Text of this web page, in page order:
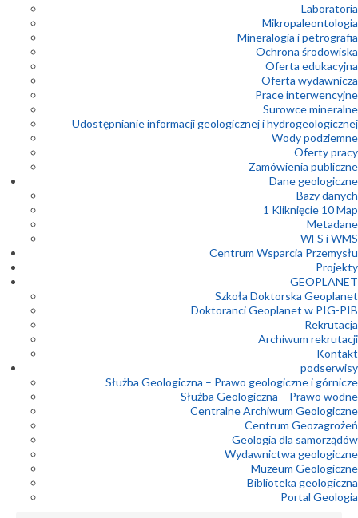
Laboratoria
Mikropaleontologia
Mineralogia i petrografia
Ochrona środowiska
Oferta edukacyjna
Oferta wydawnicza
Prace interwencyjne
Surowce mineralne
Udostępnianie informacji geologicznej i hydrogeologicznej
Wody podziemne
Oferty pracy
Zamówienia publiczne
Dane geologiczne
Bazy danych
1 Kliknięcie 10 Map
Metadane
WFS i WMS
Centrum Wsparcia Przemysłu
Projekty
GEOPLANET
Szkoła Doktorska Geoplanet
Doktoranci Geoplanet w PIG-PIB
Rekrutacja
Archiwum rekrutacji
Kontakt
podserwisy
Służba Geologiczna – Prawo geologiczne i górnicze
Służba Geologiczna – Prawo wodne
Centralne Archiwum Geologiczne
Centrum Geozagrożeń
Geologia dla samorządów
Wydawnictwa geologiczne
Muzeum Geologiczne
Biblioteka geologiczna
Portal Geologia